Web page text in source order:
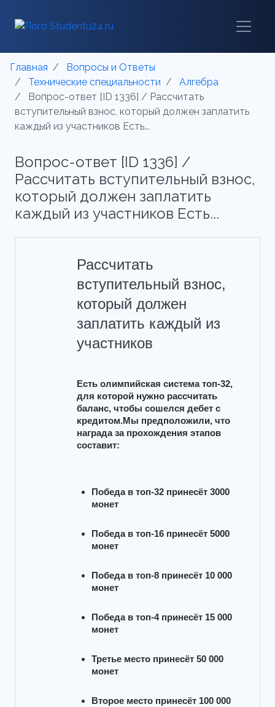
Главная
Вопросы и Ответы
Технические специальности
Алгебра
Вопрос-ответ [ID 1336] / Рассчитать
вступительный взнос, который должен заплатить
каждый из участников Есть...
Вопрос-ответ [ID 1336] /
Рассчитать вступительный взнос,
который должен заплатить
каждый из участников Есть...
Рассчитать
вступительный взнос,
который должен
заплатить каждый из
участников
Есть олимпийская система топ-32,
для которой нужно рассчитать
баланс, чтобы сошелся дебет с
кредитом.Мы предположили, что
награда за прохождения этапов
составит:
Победа в топ-32 принесёт 3000
монет
Победа в топ-16 принесёт 5000
монет
Победа в топ-8 принесёт 10 000
монет
Победа в топ-4 принесёт 15 000
монет
Третье место принесёт 50 000
монет
Второе место принесёт 100 000